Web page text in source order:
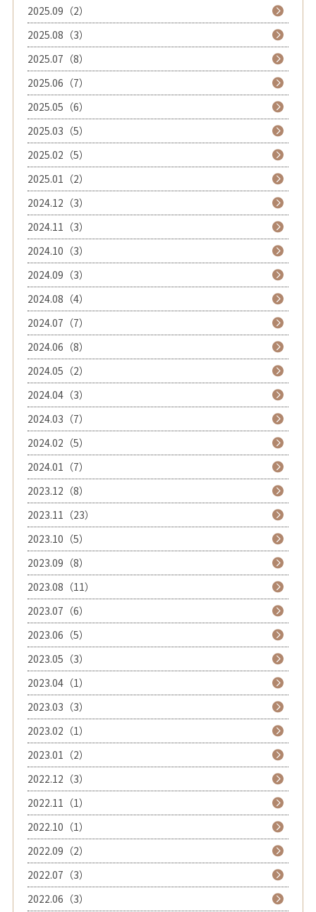
2025.09（2）
2025.08（3）
2025.07（8）
2025.06（7）
2025.05（6）
2025.03（5）
2025.02（5）
2025.01（2）
2024.12（3）
2024.11（3）
2024.10（3）
2024.09（3）
2024.08（4）
2024.07（7）
2024.06（8）
2024.05（2）
2024.04（3）
2024.03（7）
2024.02（5）
2024.01（7）
2023.12（8）
2023.11（23）
2023.10（5）
2023.09（8）
2023.08（11）
2023.07（6）
2023.06（5）
2023.05（3）
2023.04（1）
2023.03（3）
2023.02（1）
2023.01（2）
2022.12（3）
2022.11（1）
2022.10（1）
2022.09（2）
2022.07（3）
2022.06（3）